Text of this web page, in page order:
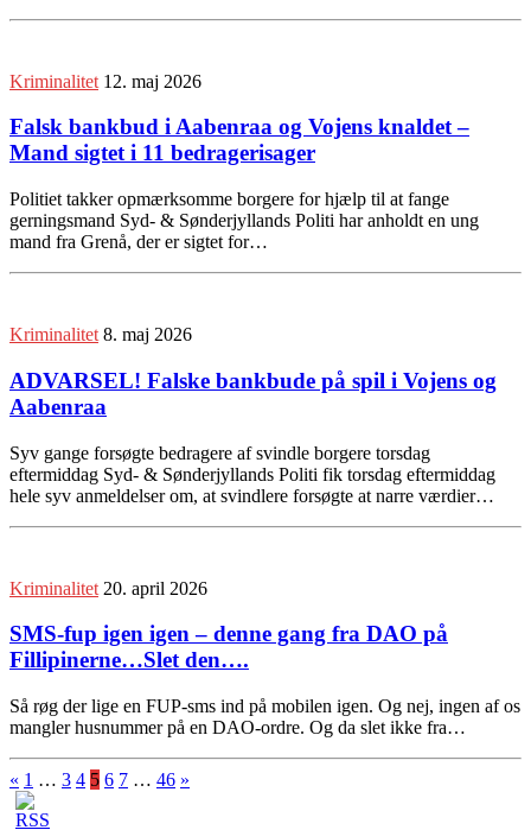
Kriminalitet 12. maj 2026
Falsk bankbud i Aabenraa og Vojens knaldet –
Mand sigtet i 11 bedragerisager
Politiet takker opmærksomme borgere for hjælp til at fange
gerningsmand Syd- & Sønderjyllands Politi har anholdt en ung
mand fra Grenå, der er sigtet for…
Kriminalitet 8. maj 2026
ADVARSEL! Falske bankbude på spil i Vojens og
Aabenraa
Syv gange forsøgte bedragere af svindle borgere torsdag
eftermiddag Syd- & Sønderjyllands Politi fik torsdag eftermiddag
hele syv anmeldelser om, at svindlere forsøgte at narre værdier…
Kriminalitet 20. april 2026
SMS-fup igen igen – denne gang fra DAO på
Fillipinerne…Slet den….
Så røg der lige en FUP-sms ind på mobilen igen. Og nej, ingen af os
mangler husnummer på en DAO-ordre. Og da slet ikke fra…
« 1 … 3 4 5 6 7 … 46 »